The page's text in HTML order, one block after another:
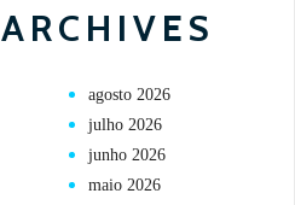
ARCHIVES
agosto 2026
julho 2026
junho 2026
maio 2026